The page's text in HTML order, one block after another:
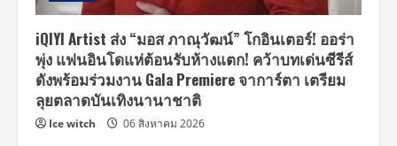
iQIYI Artist ส่ง “มอส ภาณุวัฒน์” โกอินเตอร์! ออร่า
พุ่ง แฟนอินโดแห่ต้อนรับห้างแตก! คว้าบทเด่นซีรีส์
ดังพร้อมร่วมงาน Gala Premiere จาการ์ตา เตรียม
ลุยตลาดบันเทิงนานาชาติ
Ice witch 06 สิงหาคม 2026